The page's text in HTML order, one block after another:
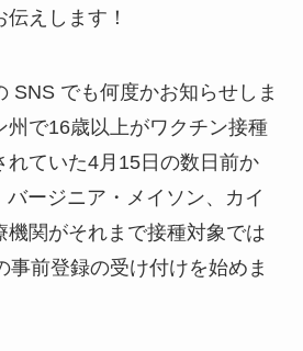
えします！
SNS でも何度かお知らせしま
州で16歳以上がワクチン接種
れていた4月15日の数日前か
バージニア・メイソン、カイ
機関がそれまで接種対象では
事前登録の受け付けを始めま